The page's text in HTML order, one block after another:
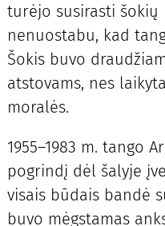
turėjo susirasti šokių
nenuostabu, kad
Šokis buvo
atstovams, nes
moralės.
1955–1983 m. tango
pogrindį dėl šalyje
visais būdais bandė
buvo mėgstamas